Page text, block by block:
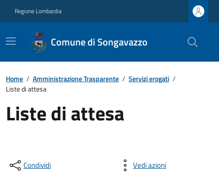
Regione Lombardia
Comune di Songavazzo
Home / Amministrazione Trasparente / Servizi erogati /
Liste di attesa
Liste di attesa
Condividi Vedi azioni